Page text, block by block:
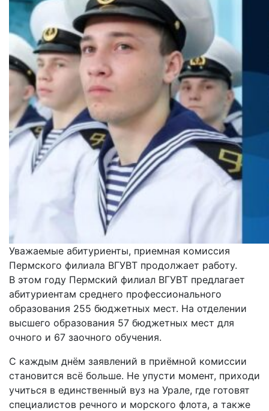
Уважаемые абитуриенты, приемная комиссия
Пермского филиала ВГУВТ продолжает работу.
В этом году Пермский филиал ВГУВТ предлагает
абитуриентам среднего профессионального
образования 255 бюджетных мест. На отделении
высшего образования 57 бюджетных мест для
очного и 67 заочного обучения.
С каждым днём заявлений в приёмной комиссии
становится всё больше. Не упусти момент, приходи
учиться в единственный вуз на Урале, где готовят
специалистов речного и морского флота, а также